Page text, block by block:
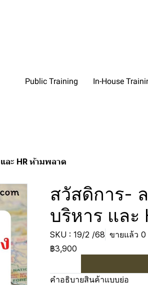
Public Training In-House
ละ HR ห้ามพลาด
สวัสดิการ-
บริหาร และ
SKU : 19/2 /68 ขายแล้ว
฿3,900
คำอธิบายสินค้าแบบย่อ